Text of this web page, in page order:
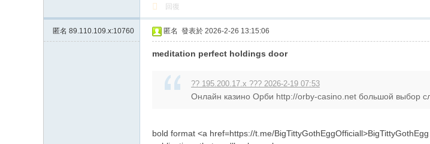
回復
匿名 89.110.109.x:10760 匿名 發表於 2026-2-26 13:15:06
meditation perfect holdings door
?? 195.200.17.x ??? 2026-2-19 07:53
Онлайн казино Орби http://orby-casino.net большой выбор
bold format <a href=https://t.me/